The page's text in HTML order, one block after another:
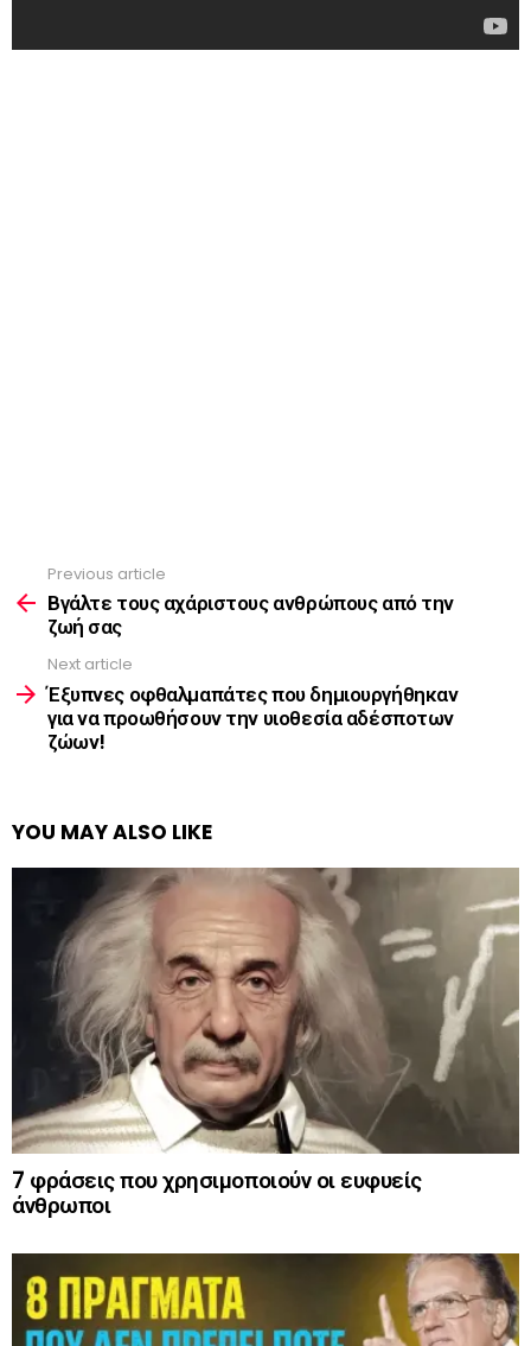
more
Previous article
Βγάλτε τους αχάριστους ανθρώπους από την
ζωή σας
Next article
Έξυπνες οφθαλμαπάτες που δημιουργήθηκαν
για να προωθήσουν την υιοθεσία αδέσποτων
ζώων!
YOU MAY ALSO LIKE
7 φράσεις που χρησιμοποιούν οι ευφυείς
άνθρωποι